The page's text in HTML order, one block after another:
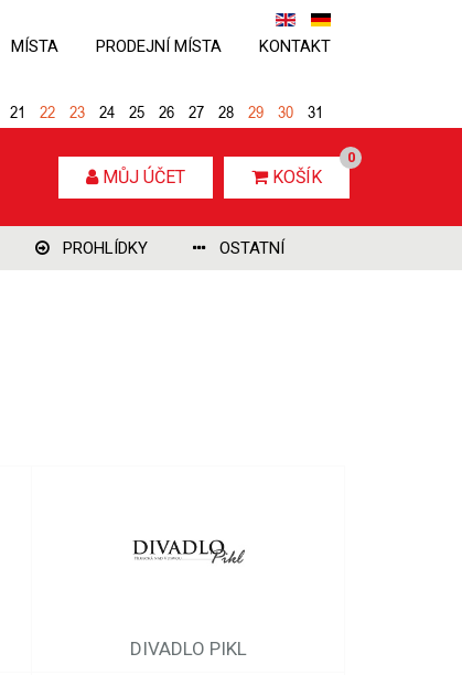
MÍSTA PRODEJNÍ MÍSTA KONTAKT
MŮJ ÚČET KOŠÍK
0
21 22 23 24 25 26 27 28 29 30 31
PROHLÍDKY OSTATNÍ
DIVADLO PIKL